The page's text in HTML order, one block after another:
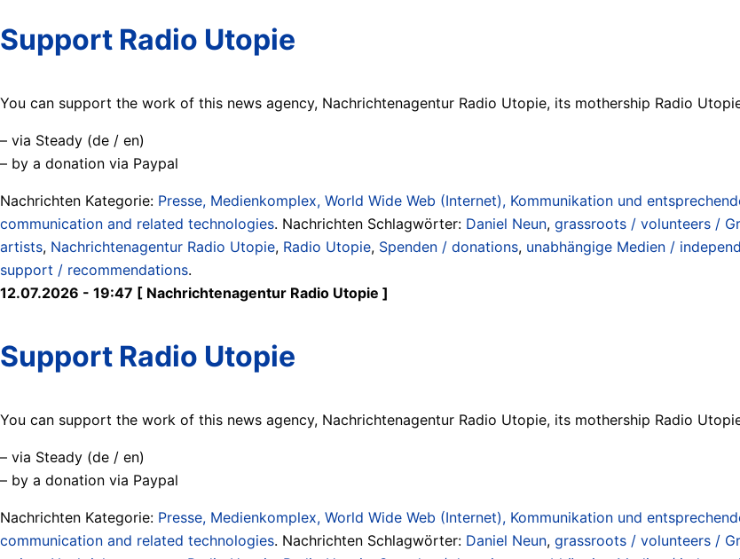
Support Radio Utopie
You can support the work of this news agency, Nachrichtenagentur Radio Utopie, its mothership Radio
– via Steady (de / en)
– by a donation via Paypal
Nachrichten Kategorie: Presse, Medienkomplex, World Wide Web (Internet), Kommunikation und
communication and related technologies. Nachrichten Schlagwörter: Daniel Neun, grassroots / volunteers /
artists, Nachrichtenagentur Radio Utopie, Radio Utopie, Spenden / donations, unabhängige Medien /
support / recommendations.
12.07.2026 - 19:47 [ Nachrichtenagentur Radio Utopie ]
Support Radio Utopie
You can support the work of this news agency, Nachrichtenagentur Radio Utopie, its mothership Radio
– via Steady (de / en)
– by a donation via Paypal
Nachrichten Kategorie: Presse, Medienkomplex, World Wide Web (Internet), Kommunikation und
communication and related technologies. Nachrichten Schlagwörter: Daniel Neun, grassroots / volunteers /